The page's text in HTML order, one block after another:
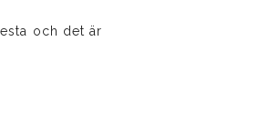
och det är